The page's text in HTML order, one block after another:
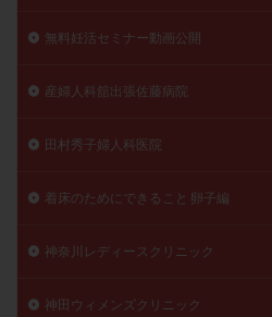
無料妊活セミナー動画公開
産婦人科舘出張佐藤病院
田村秀子婦人科医院
着床のためにできること 卵子編
神奈川レディースクリニック
神田ウィメンズクリニック